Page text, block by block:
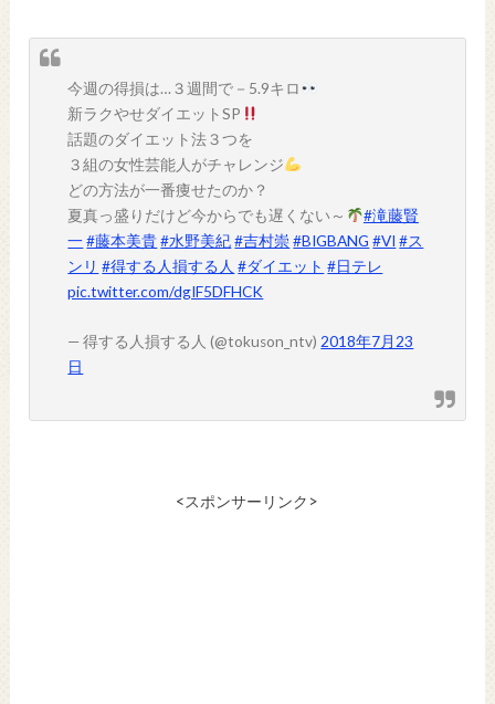
今週の得損は…３週間で－5.9キロ
新ラクやせダイエットSP
話題のダイエット法３つを
３組の女性芸能人がチャレンジ
どの方法が一番痩せたのか？
夏真っ盛りだけど今からでも遅くない～
#滝藤賢
一 #藤本美貴 #水野美紀 #吉村崇 #BIGBANG #VI #ス
ンリ #得する人損する人 #ダイエット #日テレ
pic.twitter.com/dgIF5DFHCK
— 得する人損する人 (@tokuson_ntv) 2018年7月23
日
<スポンサーリンク>